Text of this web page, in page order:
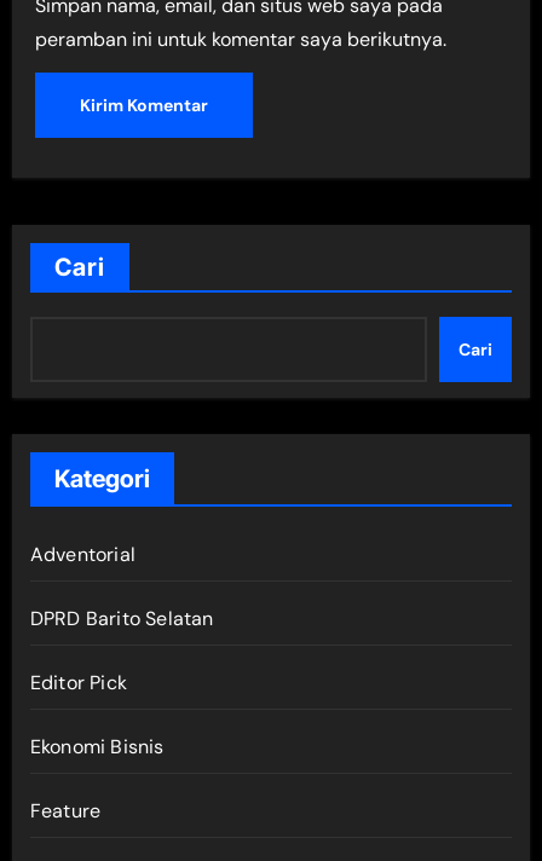
Simpan nama, email, dan situs web saya pada
peramban ini untuk komentar saya berikutnya.
Cari
Cari
Kategori
Adventorial
DPRD Barito Selatan
Editor Pick
Ekonomi Bisnis
Feature